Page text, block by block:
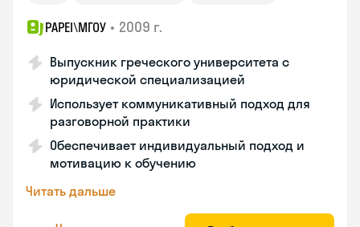
PAPEI\MГОУ • 2009 г.
Выпускник греческого университета с
юридической специализацией
Использует коммуникативный подход для
разговорной практики
Обеспечивает индивидуальный подход и
мотивацию к обучению
Читать дальше